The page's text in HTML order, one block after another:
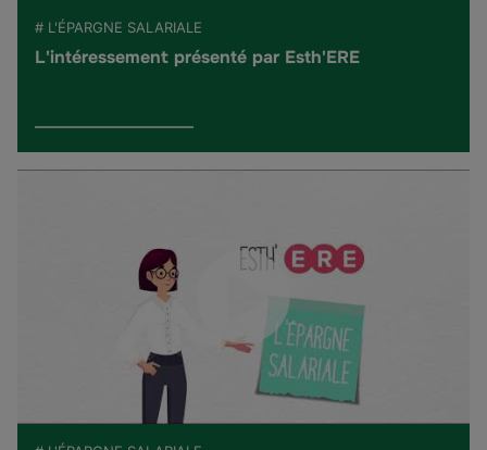
# L'ÉPARGNE SALARIALE
L'intéressement présenté par Esth'ERE